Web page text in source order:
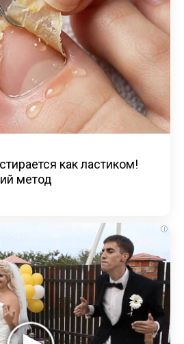
как ластиком!
метод
i